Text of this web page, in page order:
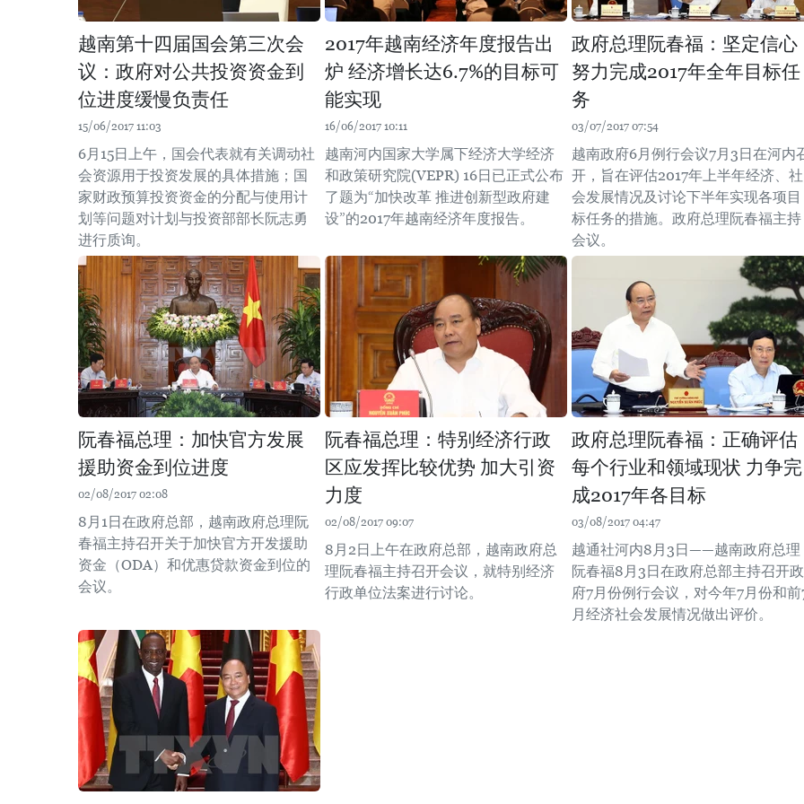
越南第十四届国会第三次会
议：政府对公共投资资金到
位进度缓慢负责任
15/06/2017 11:03
6月15日上午，国会代表就有关调动社
会资源用于投资发展的具体措施；国
家财政预算投资资金的分配与使用计
划等问题对计划与投资部部长阮志勇
进行质询。
2017年越南经济年度报告出
炉 经济增长达6.7%的目标可
能实现
16/06/2017 10:11
越南河内国家大学属下经济大学经济
和政策研究院(VEPR) 16日已正式公布
了题为“加快改革 推进创新型政府建
设”的2017年越南经济年度报告。
政府总理阮春福：坚定信心
努力完成2017年全年目标任
务
03/07/2017 07:54
越南政府6月例行会议7月3日在河内
开，旨在评估2017年上半年经济、社
会发展情况及讨论下半年实现各项目
标任务的措施。政府总理阮春福主持
会议。
阮春福总理：加快官方发展
援助资金到位进度
02/08/2017 02:08
8月1日在政府总部，越南政府总理阮
春福主持召开关于加快官方开发援助
资金（ODA）和优惠贷款资金到位的
会议。
阮春福总理：特别经济行政
区应发挥比较优势 加大引资
力度
02/08/2017 09:07
8月2日上午在政府总部，越南政府总
理阮春福主持召开会议，就特别经济
行政单位法案进行讨论。
政府总理阮春福：正确评估
每个行业和领域现状 力争完
成2017年各目标
03/08/2017 04:47
越通社河内8月3日——越南政府总理
阮春福8月3日在政府总部主持召开政
府7月份例行会议，对今年7月份和前
月经济社会发展情况做出评价。